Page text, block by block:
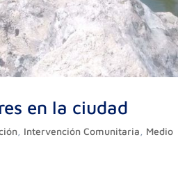
en la ciudad
Intervención Comunitaria
Medio